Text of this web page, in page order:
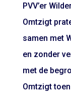
PVV’er
Omtzigt
samen met
en zonder
met de
Omtzigt